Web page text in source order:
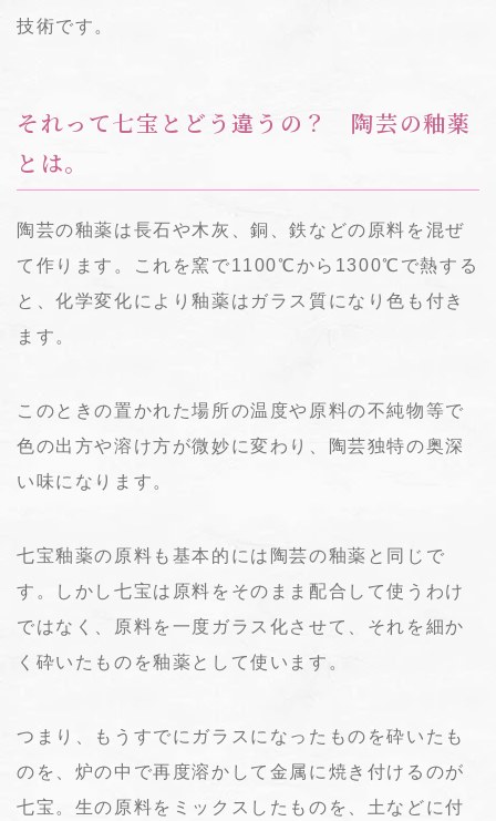
技術です。
それって七宝とどう違うの？ 陶芸の釉薬
とは。
陶芸の釉薬は長石や木灰、銅、鉄などの原料を混ぜ
て作ります。これを窯で1100℃から1300℃で熱する
と、化学変化により釉薬はガラス質になり色も付き
ます。
このときの置かれた場所の温度や原料の不純物等で
色の出方や溶け方が微妙に変わり、陶芸独特の奥深
い味になります。
七宝釉薬の原料も基本的には陶芸の釉薬と同じで
す。しかし七宝は原料をそのまま配合して使うわけ
ではなく、原料を一度ガラス化させて、それを細か
く砕いたものを釉薬として使います。
つまり、もうすでにガラスになったものを砕いたも
のを、炉の中で再度溶かして金属に焼き付けるのが
七宝。生の原料をミックスしたものを、土などに付